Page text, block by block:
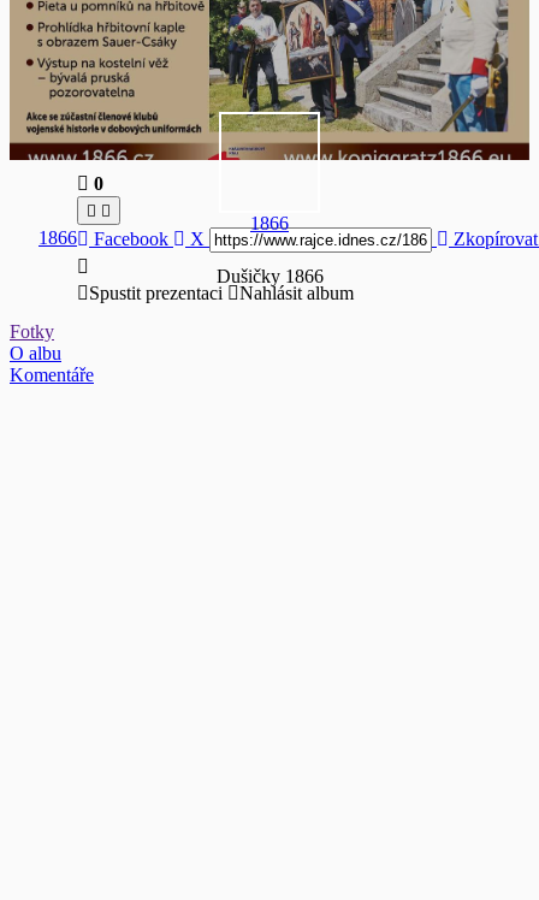
1866
Dušičky 1866
1866
0
Facebook X
Spustit prezentaci
Nahlásit album
Fotky
O albu
Komentáře